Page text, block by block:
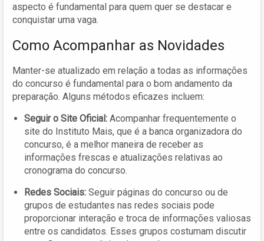
aspecto é fundamental para quem quer se destacar e
conquistar uma vaga.
Como Acompanhar as Novidades
Manter-se atualizado em relação a todas as informações
do concurso é fundamental para o bom andamento da
preparação. Alguns métodos eficazes incluem:
Seguir o Site Oficial: Acompanhar frequentemente o
site do Instituto Mais, que é a banca organizadora do
concurso, é a melhor maneira de receber as
informações frescas e atualizações relativas ao
cronograma do concurso.
Redes Sociais: Seguir páginas do concurso ou de
grupos de estudantes nas redes sociais pode
proporcionar interação e troca de informações valiosas
entre os candidatos. Esses grupos costumam discutir